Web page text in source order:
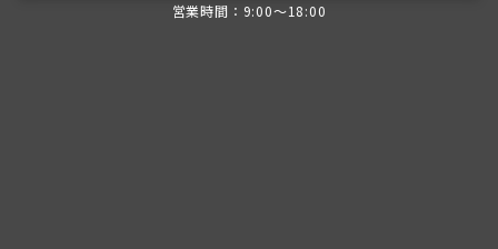
営業時間：9:00～18:00